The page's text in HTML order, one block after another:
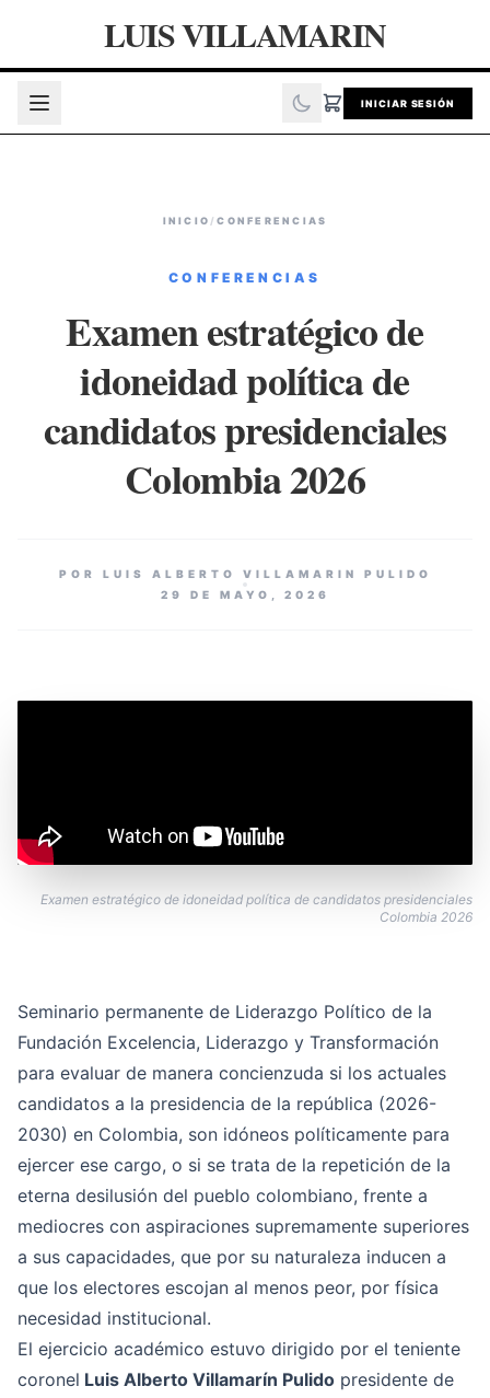
LUIS VILLAMARIN
INICIAR SESIÓN
INICIO /CONFERENCIAS
CONFERENCIAS
Examen estratégico de
idoneidad política de
candidatos presidenciales
Colombia 2026
POR LUIS ALBERTO VILLAMARIN PULIDO
29 DE MAYO, 2026
Examen estratégico de idoneidad política de candidatos presidenciales
Colombia 2026
Seminario permanente de Liderazgo Político de la
Fundación Excelencia, Liderazgo y Transformación
para evaluar de manera concienzuda si los actuales
candidatos a la presidencia de la república (2026-
2030) en Colombia, son idóneos políticamente para
ejercer ese cargo, o si se trata de la repetición de la
eterna desilusión del pueblo colombiano, frente a
mediocres con aspiraciones supremamente superiores
a sus capacidades, que por su naturaleza inducen a
que los electores escojan al menos peor, por física
necesidad institucional.
El ejercicio académico estuvo dirigido por el teniente
coronel Luis Alberto Villamarín Pulido presidente de